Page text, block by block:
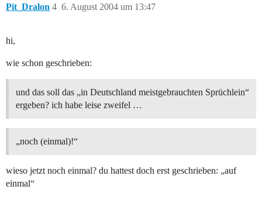
Pit_Dralon 6. August 2004 um 13:47
4
hi,
wie schon geschrieben:
und das soll das „in Deutschland meistgebrauchten Sprüchlein“
ergeben? ich habe leise zweifel …
„noch (einmal)!“
wieso jetzt noch einmal? du hattest doch erst geschrieben: „auf
einmal“